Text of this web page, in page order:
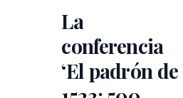
La
conferencia
‘El padrón de